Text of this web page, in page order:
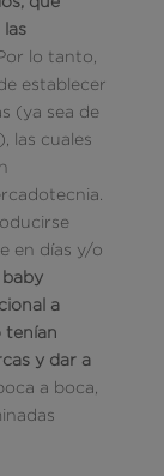
lo tanto,
establecer
(ya sea de
las cuales
en días y/o
baby
a
tenían
y dar a
a boca,